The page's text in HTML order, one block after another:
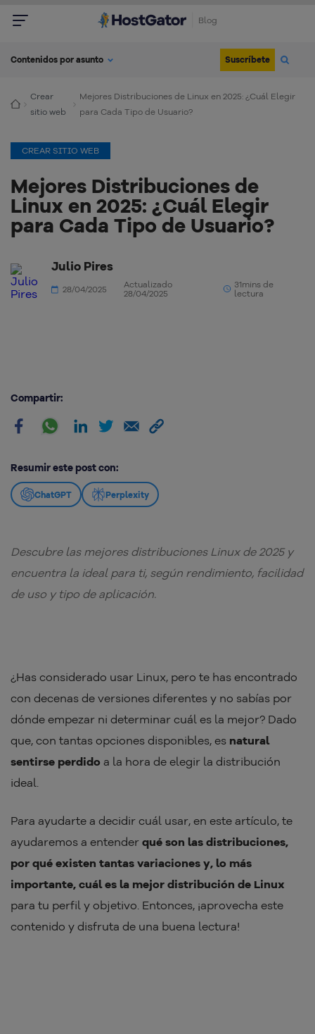
Blog
Contenidos por asunto Suscríbete
Crear
sitio web
Mejores Distribuciones de Linux en 2025: ¿Cuál Elegir
para Cada Tipo de Usuario?
CREAR SITIO WEB
Mejores Distribuciones de
Linux en 2025: ¿Cuál Elegir
para Cada Tipo de Usuario?
Julio Pires
28/04/2025
Actualizado
28/04/2025
31mins de
lectura
Compartir:
Resumir este post con:
ChatGPT Perplexity
Descubre las mejores distribuciones Linux de 2025 y
encuentra la ideal para ti, según rendimiento, facilidad
de uso y tipo de aplicación.
¿Has considerado usar Linux, pero te has encontrado
con decenas de versiones diferentes y no sabías por
dónde empezar ni determinar cuál es la mejor? Dado
que, con tantas opciones disponibles, es natural
sentirse perdido a la hora de elegir la distribución
ideal.
Para ayudarte a decidir cuál usar, en este artículo, te
ayudaremos a entender qué son las distribuciones,
por qué existen tantas variaciones y, lo más
importante, cuál es la mejor distribución de Linux
para tu perfil y objetivo. Entonces, ¡aprovecha este
contenido y disfruta de una buena lectura!